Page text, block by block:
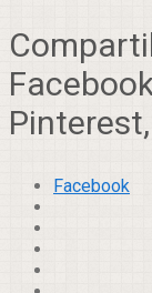
Facebook